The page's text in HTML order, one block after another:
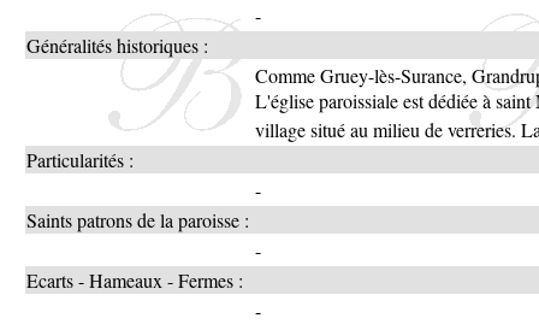
-
Généralités historiques :
Comme Gruey-lès-Surance,
L'église paroissiale est dédiée à saint
village situé au milieu de verreries.
Particularités :
-
Saints patrons de la paroisse :
-
Ecarts - Hameaux - Fermes :
-